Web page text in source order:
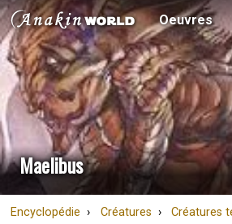
Oeuvres
Maelibus
Encyclopédie Créatures Créatures